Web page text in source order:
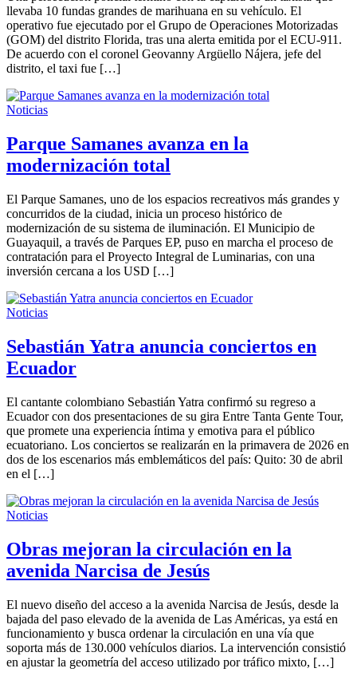
llevaba 10 fundas grandes de marihuana en su vehículo. El
operativo fue ejecutado por el Grupo de Operaciones Motorizadas
(GOM) del distrito Florida, tras una alerta emitida por el ECU-911.
De acuerdo con el coronel Geovanny Argüello Nájera, jefe del
distrito, el taxi fue […]
Noticias
Parque Samanes avanza en la
modernización total
El Parque Samanes, uno de los espacios recreativos más grandes y
concurridos de la ciudad, inicia un proceso histórico de
modernización de su sistema de iluminación. El Municipio de
Guayaquil, a través de Parques EP, puso en marcha el proceso de
contratación para el Proyecto Integral de Luminarias, con una
inversión cercana a los USD […]
Noticias
Sebastián Yatra anuncia conciertos en
Ecuador
El cantante colombiano Sebastián Yatra confirmó su regreso a
Ecuador con dos presentaciones de su gira Entre Tanta Gente Tour,
que promete una experiencia íntima y emotiva para el público
ecuatoriano. Los conciertos se realizarán en la primavera de 2026 en
dos de los escenarios más emblemáticos del país: Quito: 30 de abril
en el […]
Noticias
Obras mejoran la circulación en la
avenida Narcisa de Jesús
El nuevo diseño del acceso a la avenida Narcisa de Jesús, desde la
bajada del paso elevado de la avenida de Las Américas, ya está en
funcionamiento y busca ordenar la circulación en una vía que
soporta más de 130.000 vehículos diarios. La intervención consistió
en ajustar la geometría del acceso utilizado por tráfico mixto, […]